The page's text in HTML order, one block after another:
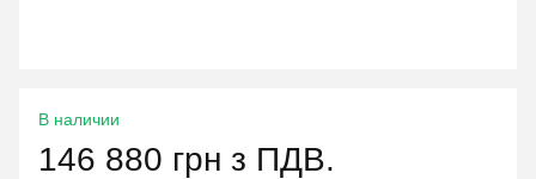
В наличии
146 880 грн з ПДВ.